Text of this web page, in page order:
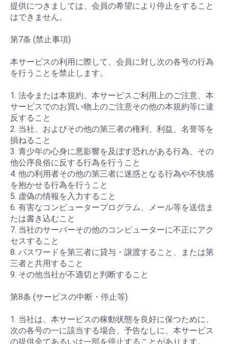
提供につきましては、会員の希望により停止をすること
はできません。
第7条 (禁止事項)
本サービスの利用に際して、会員に対し次の各号の行為
を行うことを禁止します。
1. 法令または本規約、本サービスご利用上のご注意、本
サービスでのお買い物上のご注意その他の本規約等に違
反すること
2. 当社、およびその他の第三者の権利、利益、名誉等を
損ねること
3. 青少年の心身に悪影響を及ぼす恐れがある行為、その
他公序良俗に反する行為を行うこと
4. 他の利用者その他の第三者に迷惑となる行為や不快感
を抱かせる行為を行うこと
5. 虚偽の情報を入力すること
6. 有害なコンピュータープログラム、メール等を送信ま
たは書き込むこと
7. 当社のサーバーその他のコンピューターに不正にアク
セスすること
8. パスワードを第三者に貸与・譲渡すること、または第
三者と共用すること
9. その他当社が不適切と判断すること
第8条 (サービスの中断・停止等)
1. 当社は、本サービスの稼動状態を良好に保つために、
次の各号の一に該当する場合、予告なしに、本サービス
の提供全てあるいは一部を停止することがあります。